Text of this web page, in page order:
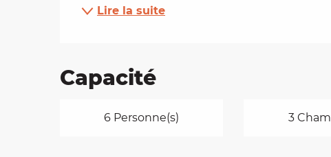
Lire la suite
Capacité
6 Personne(s) 3